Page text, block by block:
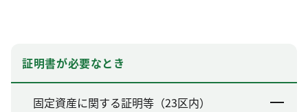
証明書が必要なとき
固定資産に関する証明等（23区内）